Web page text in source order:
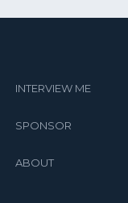
INTERVIEW ME
SPONSOR
ABOUT